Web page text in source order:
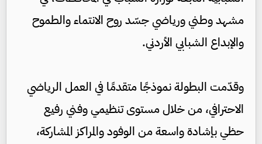
مشهد وطني ورياضي جسّد روح الانتماء والطموح
والإبداع الشبابي الأردني.
وقدّمت البطولة نموذجًا متقدمًا في العمل الرياضي
الاحترافي، من خلال مستوى تنظيمي وفني رفيع
حظي بإشادة واسعة من الوفود والمراكز المشاركة،